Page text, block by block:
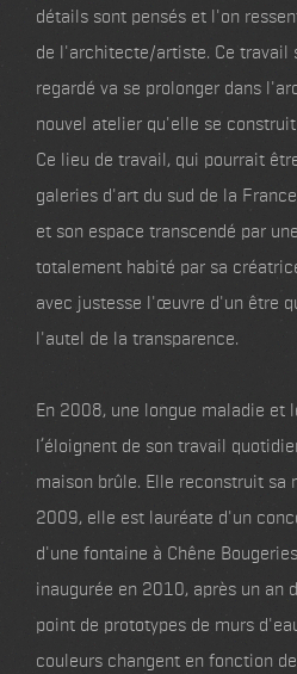
détails sont pensés et l'on
de l'architecte/artiste. Ce travail
regardé va se prolonger dans
nouvel atelier qu'elle se
Ce lieu de travail, qui pourrait
galeries d'art du sud de la
et son espace transcendé par
totalement habité par sa
avec justesse l'œuvre d'un être
l'autel de la transparence.
En 2008, une longue maladie et
l’éloignent de son travail
maison brûle. Elle reconstruit sa
2009, elle est lauréate d'un
d'une fontaine à Chêne
inaugurée en 2010, après un an
point de prototypes de murs
couleurs changent en fonction